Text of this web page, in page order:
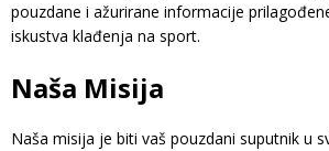
pouzdane i ažurirane informacije
iskustva klađenja na sport.
Naša Misija
Naša misija je biti vaš pouzdani suputnik u